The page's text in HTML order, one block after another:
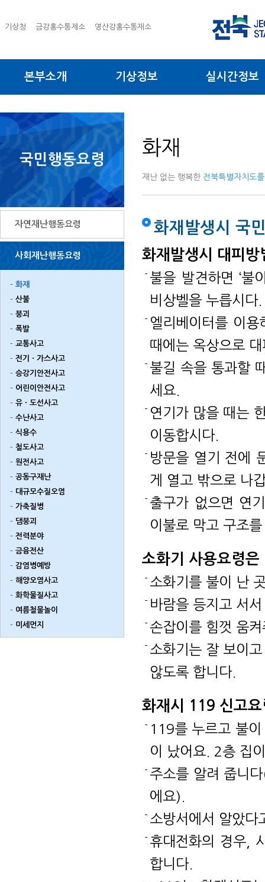
기상청 금강홍수통제소 영산강홍수통재소
본부소개 기상정보 실시간정보
국민행동요령
자연재난행동요령
사회재난행동요령
화재
산불
붕괴
폭발
교통사고
전기ㆍ가스사고
승강기안전사고
어린이안전사고
유ㆍ도선사고
수난사고
식용수
철도사고
원전사고
공동구재난
대규모수질오염
가축질병
댐붕괴
전력분야
금융전산
감염병예방
해양오염사고
화학물질사고
여름철물놀이
미세먼지
화재
재난 없는 행복한 전북특별자치도
화재발생시 국
화재발생시 대피방
불을 발견하면 ‘불
비상벨을 누릅시다.
엘리베이터를 이
때에는 옥상으로
불길 속을 통과할
세요.
연기가 많을 때는
이동합시다.
방문을 열기 전에
게 열고 밖으로 나
출구가 없으면 연
이불로 막고 구조
소화기 사용요령은
소화기를 불이 난
바람을 등지고 서
손잡이를 힘껏 움
소화기는 잘 보이
않도록 합니다.
화재시 119 신고요
119를 누르고 불이
이 났어요. 2층 집
주소를 알려 줍
에요).
소방서에서 알았다
휴대전화의 경우,
합니다.